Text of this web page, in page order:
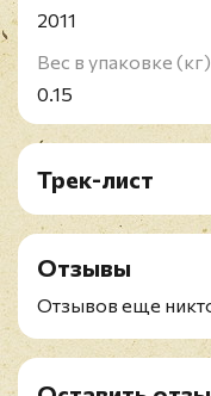
2011
Вес в упаковке (кг)
0.15
Трек-лист
1. Intro. Шепотом
2. Камень В
3. Весна.
4. Моцарт
6. Как Жаль
7. Дорога К Дому
Отзывы
Отзывов еще